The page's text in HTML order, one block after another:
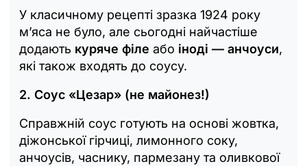
У класичному рецепті зразка 1924 року
м’яса не було, але сьогодні найчастіше
додають куряче філе або іноді — анчоуси,
які також входять до соусу.
2. Соус «Цезар» (не майонез!)
Справжній соус готують на основі жовтка,
діжонської гірчиці, лимонного соку,
анчоусів, часнику, пармезану та оливкової